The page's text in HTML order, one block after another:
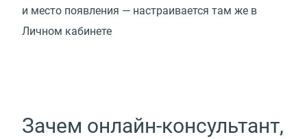
и место появления — настраивается там же в
Личном кабинете
Зачем онлайн-консультант,